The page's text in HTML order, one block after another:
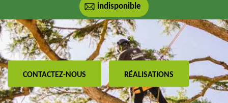
indisponible
CONTACTEZ-NOUS RÉALISATIONS